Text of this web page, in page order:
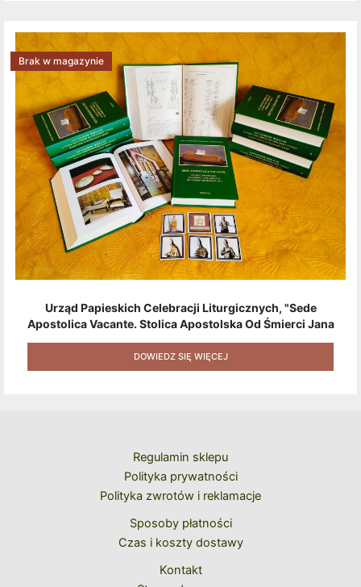
Urząd Papieskich Celebracji Liturgicznych, "Sede
Apostolica Vacante. Stolica Apostolska Od Śmierci Jana
Pawła II Do Wyboru Benedykta XVI" [2020] + Zestaw 6
Naklejek + Książka Niespodzianka + Kod Rabatowy Na
Kolejne Zakupy
Brak w magazynie
DOWIEDZ SIĘ WIĘCEJ
Regulamin sklepu
Polityka prywatności
Polityka zwrotów i reklamacje
Sposoby płatności
Czas i koszty dostawy
Kontakt